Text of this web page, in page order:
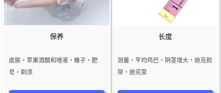
保养
皮肤，苹果酒醋和唾液，橡子，肥
皂，剃须
长度
测量，平均鸡巴，阴茎增大，迪克担
架，迪克泵